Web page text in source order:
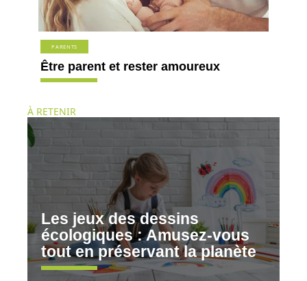
PARENTS
Être parent et rester amoureux
À RETENIR
Les jeux des dessins
écologiques : Amusez-vous
tout en préservant la planète